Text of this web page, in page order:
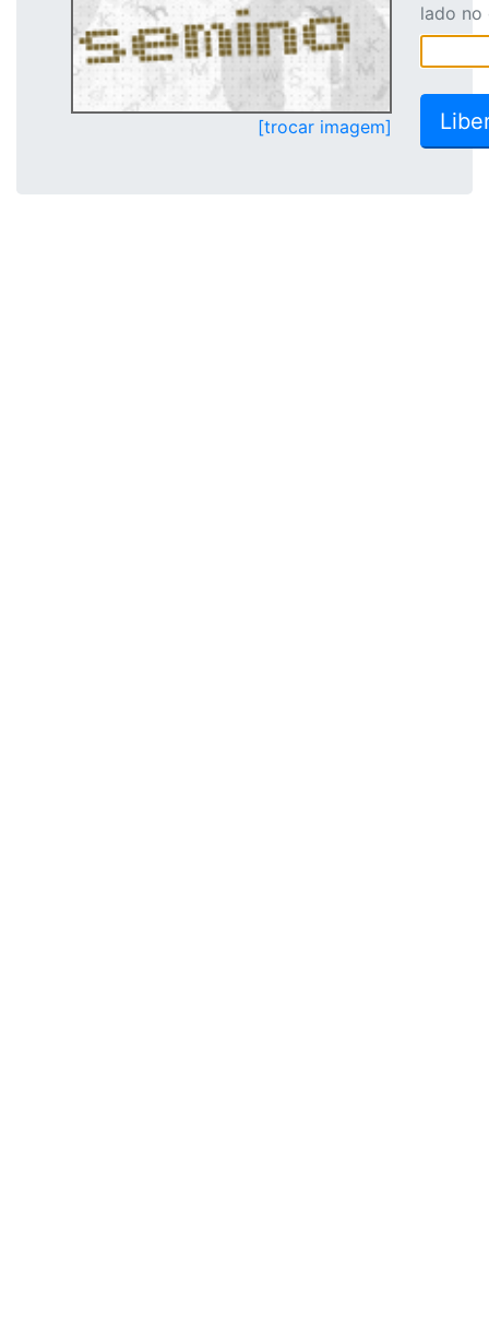
[trocar imagem]
lado no